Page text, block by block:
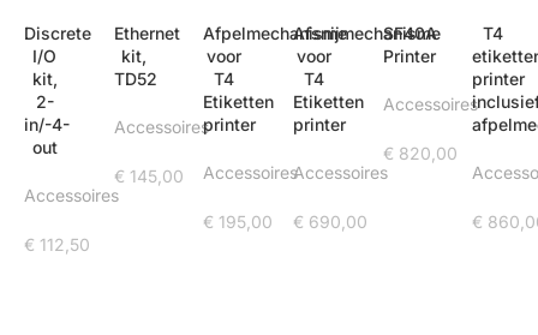
Discrete
I/O
kit,
2-
in/-4-
out
Accessoires
€ 112,50
Ethernet
kit,
TD52
Accessoires
€ 145,00
Afpelmechanisme
voor
T4
Etiketten
printer
Accessoires
€ 195,00
Afsnijmechanisme
voor
T4
Etiketten
printer
Accessoires
€ 690,00
SF40A
Printer
Accessoires
€ 820,00
T4
printer
€